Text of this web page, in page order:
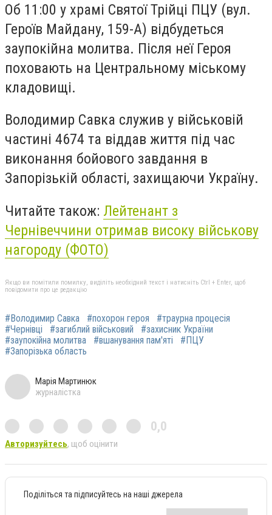
Об 11:00 у храмі Святої Трійці ПЦУ (вул.
Героїв Майдану, 159-А) відбудеться
заупокійна молитва. Після неї Героя
поховають на Центральному міському
кладовищі.
Володимир Савка служив у військовій
частині 4674 та віддав життя під час
виконання бойового завдання в
Запорізькій області, захищаючи Україну.
Читайте також: Лейтенант з
Чернівеччини отримав високу військову
нагороду (ФОТО)
Якщо ви помітили помилку, виділіть необхідний текст і натисніть Ctrl + Enter, щоб
повідомити про це редакцію
#Володимир Савка #похорон героя
#траурна процесія
#Чернівці
#загиблий військовий
#захисник України
#заупокійна молитва
#вшанування пам'яті
#ПЦУ
#Запорізька область
Марія Мартинюк
журналістка
0,0
Авторизуйтесь, щоб оцінити
Поділіться та підписуйтесь на наші джерела